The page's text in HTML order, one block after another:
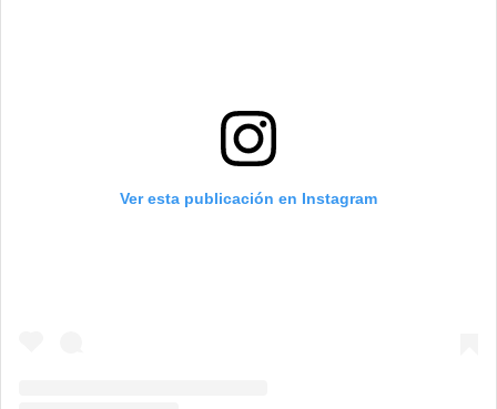
Ver esta publicación en Instagram